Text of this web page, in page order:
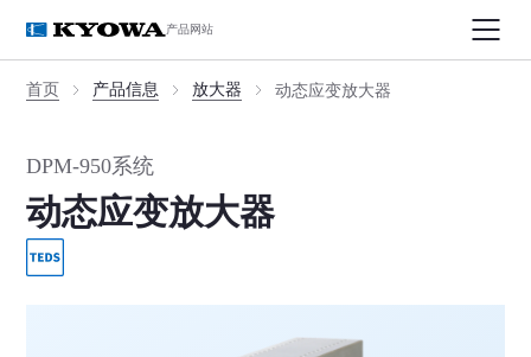
产品网站
首页 产品信息 放大器 动态应变放大器
DPM-950系统
动态应变放大器